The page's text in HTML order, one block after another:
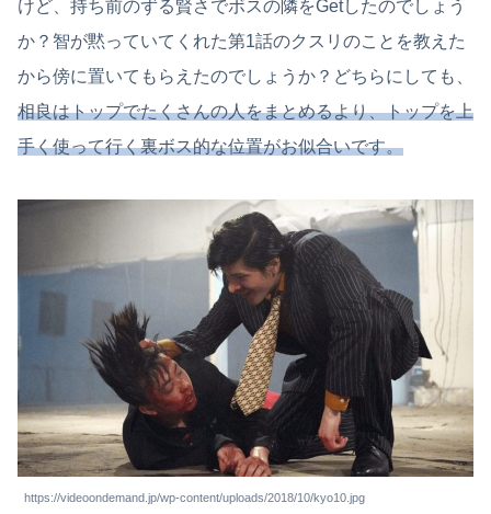
けど、持ち前のずる賢さでボスの隣をGetしたのでしょう
か？智が黙っていてくれた第1話のクスリのことを教えた
から傍に置いてもらえたのでしょうか？どちらにしても、
相良はトップでたくさんの人をまとめるより、トップを上
手く使って行く裏ボス的な位置がお似合いです。
https://videoondemand.jp/wp-content/uploads/2018/10/kyo10.jpg